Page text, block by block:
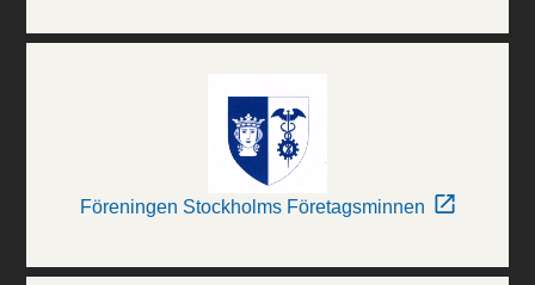
Föreningen Stockholms Företagsminnen